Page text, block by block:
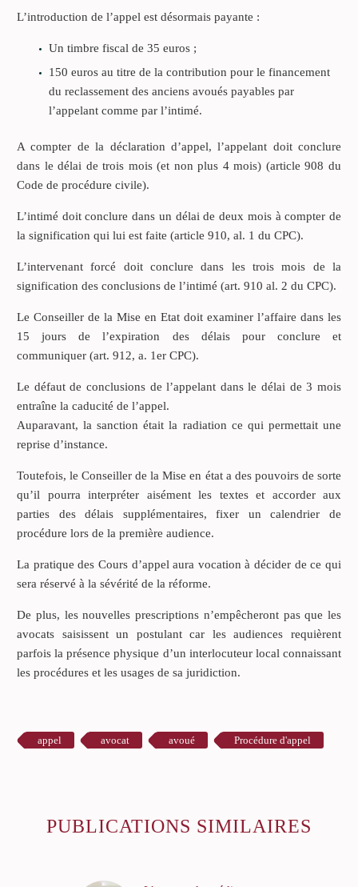
L’introduction de l’appel est désormais payante :
Un timbre fiscal de 35 euros ;
150 euros au titre de la contribution pour le financement
du reclassement des anciens avoués payables par
l’appelant comme par l’intimé.
A compter de la déclaration d’appel, l’appelant doit conclure
dans le délai de trois mois (et non plus 4 mois) (article 908 du
Code de procédure civile).
L’intimé doit conclure dans un délai de deux mois à compter de
la signification qui lui est faite (article 910, al. 1 du CPC).
L’intervenant forcé doit conclure dans les trois mois de la
signification des conclusions de l’intimé (art. 910 al. 2 du CPC).
Le Conseiller de la Mise en Etat doit examiner l’affaire dans les
15 jours de l’expiration des délais pour conclure et
communiquer (art. 912, a. 1er CPC).
Le défaut de conclusions de l’appelant dans le délai de 3 mois
entraîne la caducité de l’appel.
Auparavant, la sanction était la radiation ce qui permettait une
reprise d’instance.
Toutefois, le Conseiller de la Mise en état a des pouvoirs de sorte
qu’il pourra interpréter aisément les textes et accorder aux
parties des délais supplémentaires, fixer un calendrier de
procédure lors de la première audience.
La pratique des Cours d’appel aura vocation à décider de ce qui
sera réservé à la sévérité de la réforme.
De plus, les nouvelles prescriptions n’empêcheront pas que les
avocats saisissent un postulant car les audiences requièrent
parfois la présence physique d’un interlocuteur local connaissant
les procédures et les usages de sa juridiction.
appel avocat avoué Procédure d'appel
PUBLICATIONS SIMILAIRES